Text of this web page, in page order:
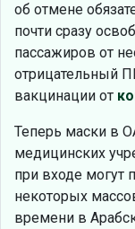
об отмене
почти сразу
пассажиров от
отрицательный
вакцинации от
Теперь маски в
медицинских
при входе могут
некоторых
времени в